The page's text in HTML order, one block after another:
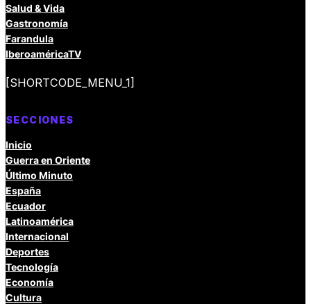
Salud & Vida
Gastronomía
Farandula
IberoaméricaTV
[SHORTCODE_MENU_1]
SECCIONES
Inicio
Guerra en Oriente
Último Minuto
España
Ecuador
Latinoamérica
Internacional
Deportes
Tecnología
Economía
Cultura